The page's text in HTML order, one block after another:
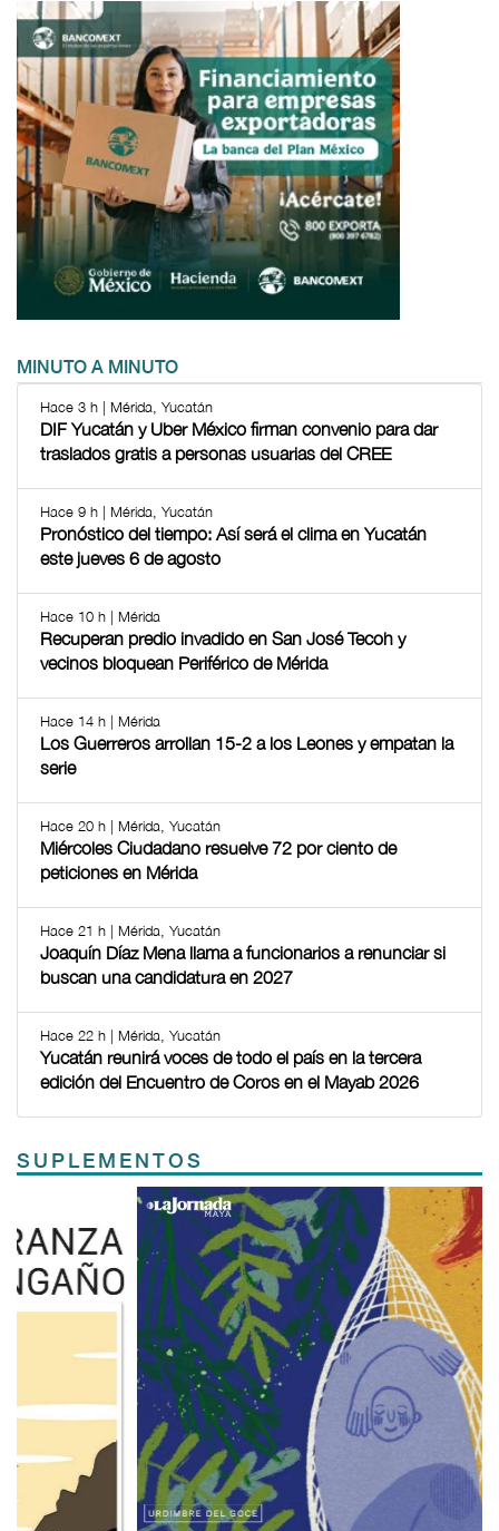
MINUTO A MINUTO
Hace 3 h | Mérida, Yucatán
DIF Yucatán y Uber México firman convenio para dar
traslados gratis a personas usuarias del CREE
Hace 9 h | Mérida, Yucatán
Pronóstico del tiempo: Así será el clima en Yucatán
este jueves 6 de agosto
Hace 10 h | Mérida
Recuperan predio invadido en San José Tecoh y
vecinos bloquean Periférico de Mérida
Hace 14 h | Mérida
Los Guerreros arrollan 15-2 a los Leones y empatan la
serie
Hace 20 h | Mérida, Yucatán
Miércoles Ciudadano resuelve 72 por ciento de
peticiones en Mérida
Hace 21 h | Mérida, Yucatán
Joaquín Díaz Mena llama a funcionarios a renunciar si
buscan una candidatura en 2027
Hace 22 h | Mérida, Yucatán
Yucatán reunirá voces de todo el país en la tercera
edición del Encuentro de Coros en el Mayab 2026
SUPLEMENTOS